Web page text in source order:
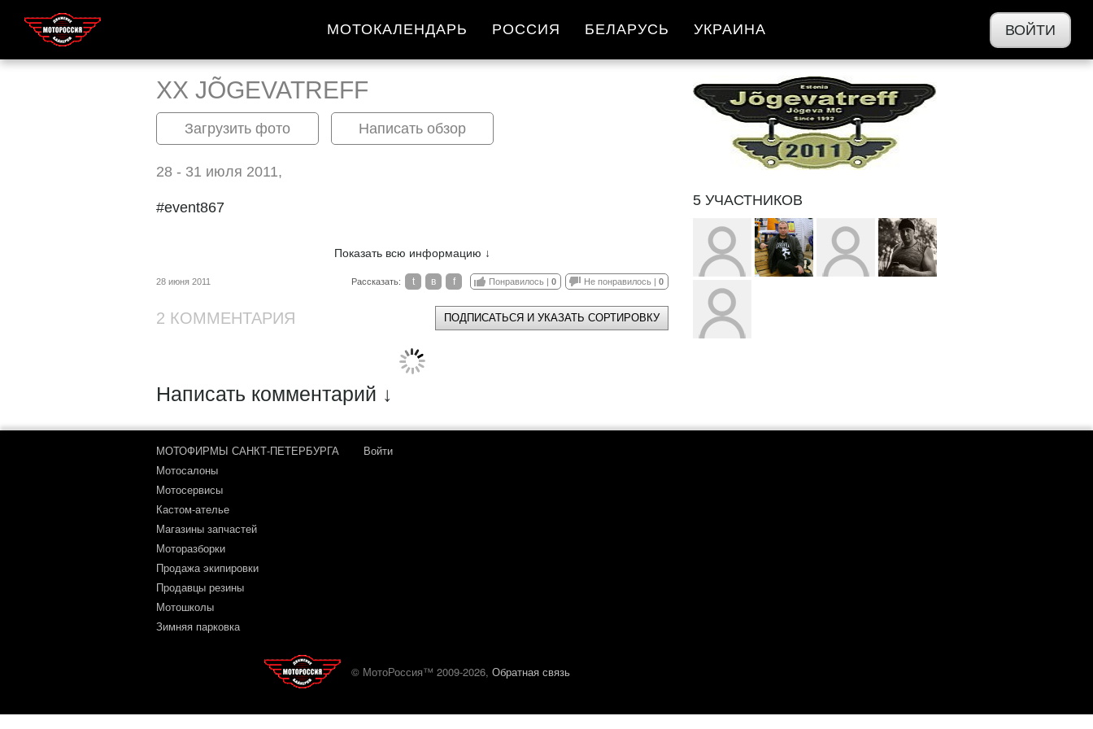
МОТОКАЛЕНДАРЬ РОССИЯ БЕЛАРУСЬ УКРАИНА ВОЙТИ
XX JÕGEVATREFF
Загрузить фото Написать обзор
28 - 31 июля 2011,
#event867
Показать всю информацию ↓
28 июня 2011 Понравилось | 0 Не понравилось | 0
Рассказать: t в f
2 КОММЕНТАРИЯ ПОДПИСАТЬСЯ И УКАЗАТЬ СОРТИРОВКУ
Написать комментарий ↓
5 УЧАСТНИКОВ
МОТОФИРМЫ САНКТ-ПЕТЕРБУРГА
Мотосалоны
Мотосервисы
Кастом-ателье
Магазины запчастей
Моторазборки
Продажа экипировки
Продавцы резины
Мотошколы
Зимняя парковка
Войти
© МотоРоссия™ 2009-2026, Обратная связь